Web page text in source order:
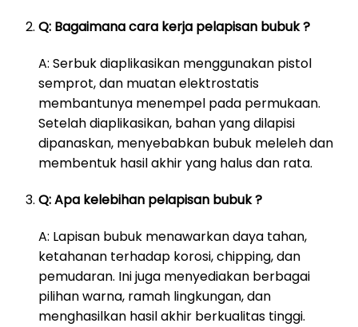
Q: Bagaimana cara kerja pelapisan bubuk ?
A: Serbuk diaplikasikan menggunakan pistol
semprot, dan muatan elektrostatis
membantunya menempel pada permukaan.
Setelah diaplikasikan, bahan yang dilapisi
dipanaskan, menyebabkan bubuk meleleh dan
membentuk hasil akhir yang halus dan rata.
Q: Apa kelebihan pelapisan bubuk ?
A: Lapisan bubuk menawarkan daya tahan,
ketahanan terhadap korosi, chipping, dan
pemudaran. Ini juga menyediakan berbagai
pilihan warna, ramah lingkungan, dan
menghasilkan hasil akhir berkualitas tinggi.